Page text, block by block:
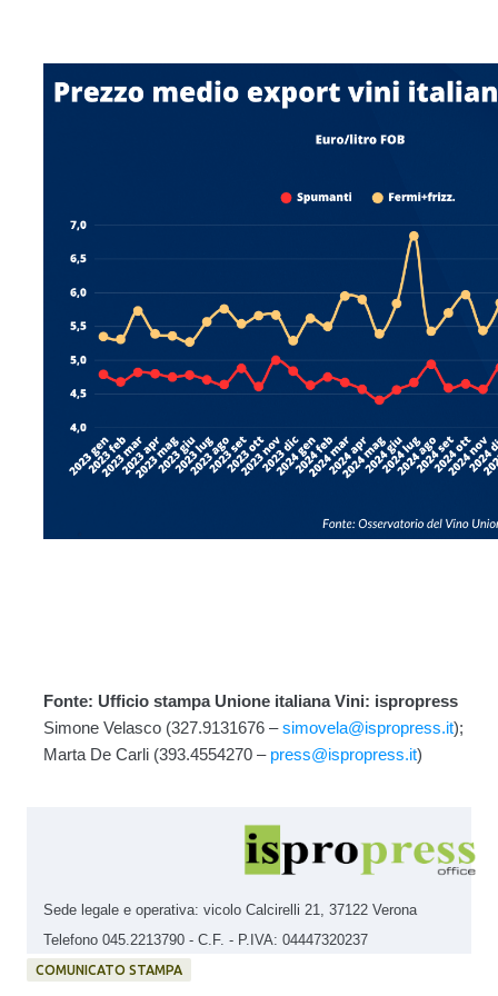
Fonte: Ufficio stampa Unione italiana Vini: ispropress
Simone Velasco (327.9131676 –simovela@ispropress.it);
Marta De Carli (393.4554270 – press@ispropress.it)
Sede legale e operativa: vicolo Calcirelli 21, 37122 Verona
Telefono 045.2213790 - C.F. - P.IVA: 04447320237
COMUNICATO STAMPA